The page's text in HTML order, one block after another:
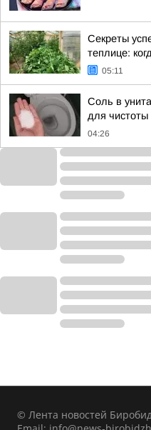
Секреты
теплице:
05:11
Соль в
для чистоты
04:26
© Лента новостей